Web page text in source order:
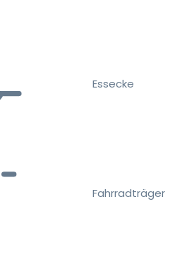
Essecke
Fahrradträger